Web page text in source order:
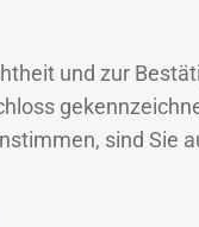
und zur
sind Sie